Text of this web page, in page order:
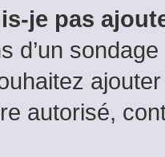
je pas
d’un
autorisé,